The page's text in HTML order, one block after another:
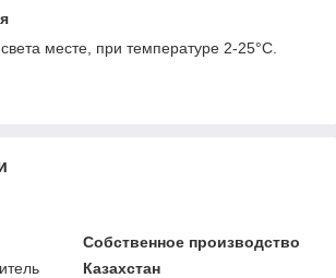
месте, при температуре 2-25°C.
Собственное производство
Казахстан